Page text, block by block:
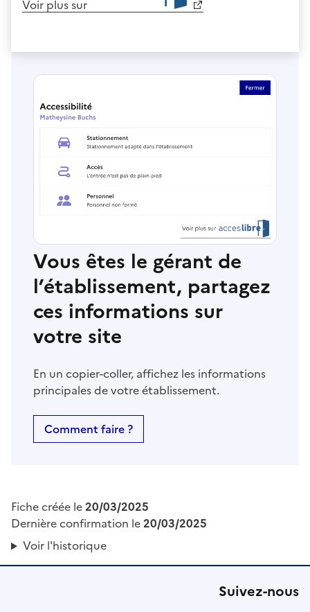
Voir plus sur
Vous êtes le gérant de
l’établissement, partagez
ces informations sur
votre site
En un copier-coller, affichez les informations
principales de votre établissement.
Comment faire ?
Fiche créée le20/03/2025
Dernière confirmation le20/03/2025
Voir l'historique
Suivez-nous